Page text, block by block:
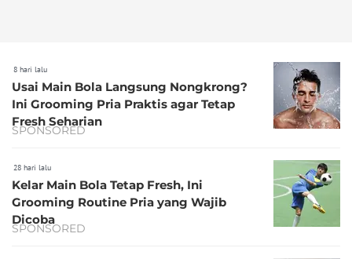
8 hari lalu
Usai Main Bola Langsung Nongkrong?
Ini Grooming Pria Praktis agar Tetap
Fresh Seharian
SPONSORED
28 hari lalu
Kelar Main Bola Tetap Fresh, Ini
Grooming Routine Pria yang Wajib
Dicoba
SPONSORED